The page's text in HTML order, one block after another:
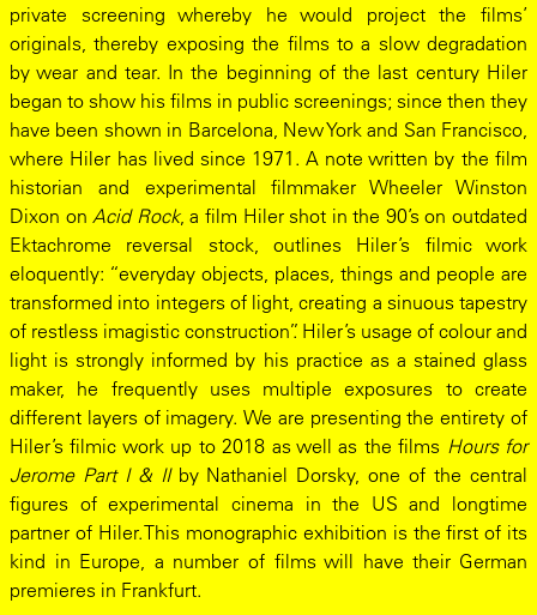
private screening whereby he would project the films’
originals, thereby exposing the films to a slow degradation
by wear and tear. In the beginning of the last century Hiler
began to show his films in public screenings; since then they
have been shown in Barcelona, New York and San Francisco,
where Hiler has lived since 1971. A note written by the film
historian and experimental filmmaker Wheeler Winston
Dixon on Acid Rock, a film Hiler shot in the 90’s on outdated
Ektachrome reversal stock, outlines Hiler’s filmic work
eloquently: “everyday objects, places, things and people are
transformed into integers of light, creating a sinuous tapestry
of restless imagistic construction”. Hiler’s usage of colour and
light is strongly informed by his practice as a stained glass
maker, he frequently uses multiple exposures to create
different layers of imagery. We are presenting the entirety of
Hiler’s filmic work up to 2018 as well as the films Hours for
Jerome Part I & IIby Nathaniel Dorsky, one of the central
figures of experimental cinema in the US and longtime
partner of Hiler. This monographic exhibition is the first of its
kind in Europe, a number of films will have their German
premieres in Frankfurt.